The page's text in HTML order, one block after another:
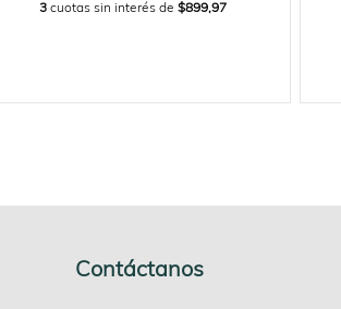
3 cuotas sin interés de $899,97
Contáctanos